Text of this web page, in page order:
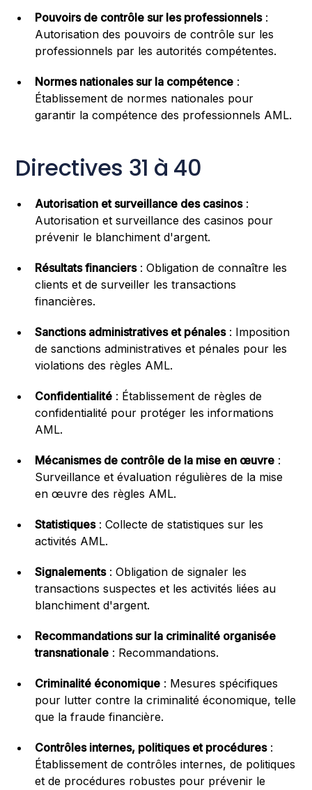
Pouvoirs de contrôle sur les professionnels:
Autorisation des pouvoirs de contrôle sur les
professionnels par les autorités compétentes.
Normes nationales sur la compétence :
Établissement de normes nationales pour
garantir la compétence des professionnels AML.
Directives 31 à 40
Autorisation et surveillance des casinos:
Autorisation et surveillance des casinos pour
prévenir le blanchiment d'argent.
Résultats financiers: Obligation de connaître les
clients et de surveiller les transactions
financières.
Sanctions administratives et pénales: Imposition
de sanctions administratives et pénales pour les
violations des règles AML.
Confidentialité : Établissement de règles de
confidentialité pour protéger les informations
AML.
Mécanismes de contrôle de la mise en œuvre :
Surveillance et évaluation régulières de la mise
en œuvre des règles AML.
Statistiques: Collecte de statistiques sur les
activités AML.
Signalements: Obligation de signaler les
transactions suspectes et les activités liées au
blanchiment d'argent.
Recommandations sur la criminalité organisée
transnationale : Recommandations.
Criminalité économique : Mesures spécifiques
pour lutter contre la criminalité économique, telle
que la fraude financière.
Contrôles internes, politiques et procédures:
Établissement de contrôles internes, de politiques
et de procédures robustes pour prévenir le